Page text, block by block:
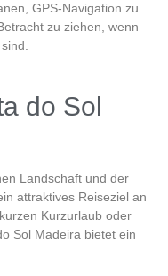
GPS-Navigation zu
zu ziehen, wenn
do Sol
Landschaft und der
attraktives Reiseziel an
Kurzurlaub oder
Sol Madeira bietet ein